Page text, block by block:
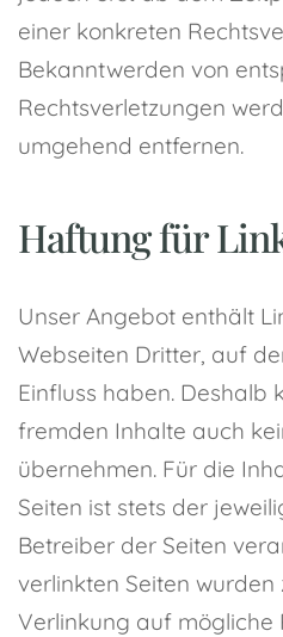
einer konkreten
Bekanntwerden von
Rechtsverletzungen
umgehend entfernen.
Haftung für
Unser Angebot enthält
Webseiten Dritter, auf
Einfluss haben. Deshalb
fremden Inhalte auch
übernehmen. Für die
Seiten ist stets der
Betreiber der Seiten
verlinkten Seiten
Verlinkung auf mögliche